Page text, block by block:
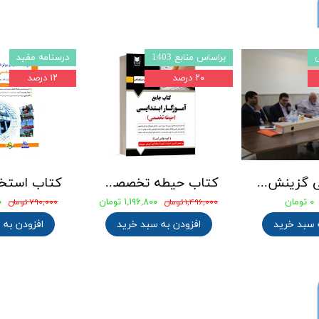
۷۹۰,۰۰۰ تومان
افزودن
درسنامه مفید
۱۲ درصد
کتاب حیطه تخصصی آزمون استخدامی آموزگار ابتدایی انتشارات آرسا
۱,۴۹۶,۰۰۰ تومان ۱,۱۹۶,۸۰۰ تومان
افزودن به سبد خرید
براساس منابع 1403
۲۰ درصد
جزوه طلایی گزینش استخدامی
۰ تومان
سبد خرید